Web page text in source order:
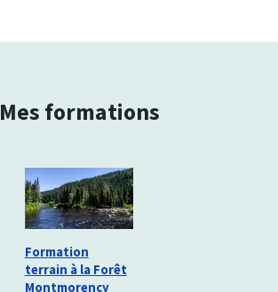
Mes formations
Formation
terrain à la Forêt
Montmorency